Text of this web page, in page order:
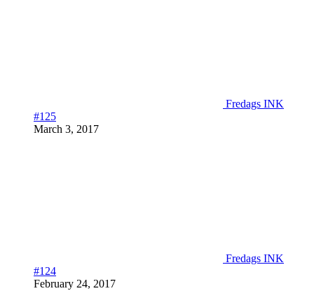
Fredags INK
#125
March 3, 2017
Fredags INK
#124
February 24, 2017